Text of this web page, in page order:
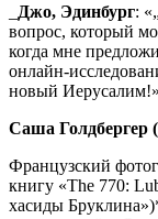
Джо, Эдинбург:
вопрос, который
когда мне
онлайн-
новый Иерусалим!»
Саша Голдбергер (
Французский
книгу «The 770:
хасиды